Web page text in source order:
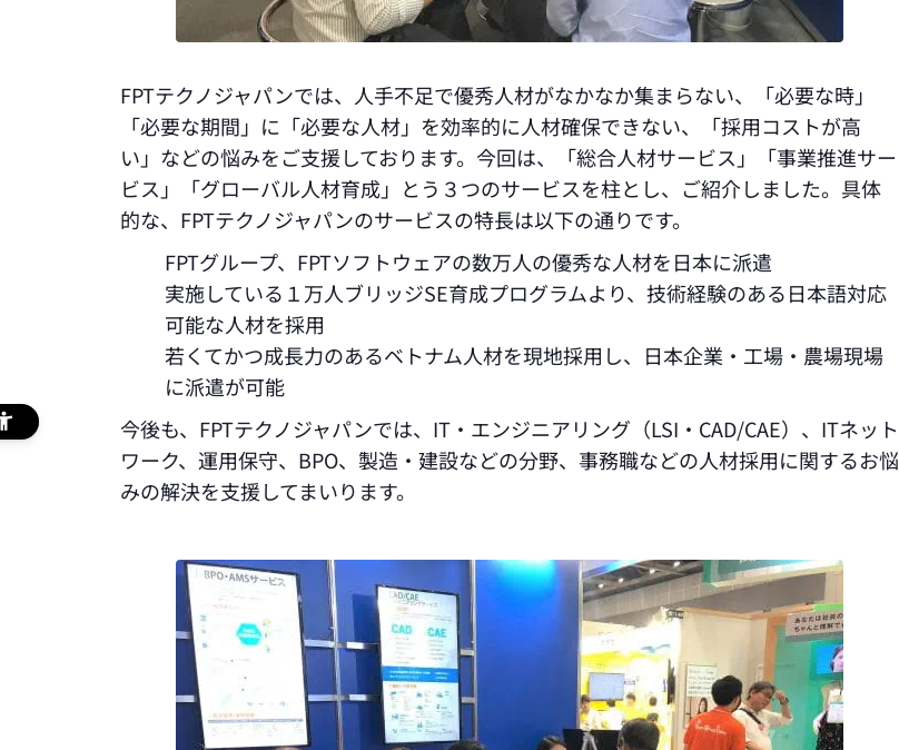
FPTテクノジャパンでは、人手不足で優秀人材がなかなか集まらない、「必要な時」
「必要な期間」に「必要な人材」を効率的に人材確保できない、「採用コストが高
い」などの悩みをご支援しております。今回は、「総合人材サービス」「事業推進サー
ビス」「グローバル人材育成」とう３つのサービスを柱とし、ご紹介しました。具体
的な、FPTテクノジャパンのサービスの特長は以下の通りです。
FPTグループ、FPTソフトウェアの数万人の優秀な人材を日本に派遣
実施している１万人ブリッジSE育成プログラムより、技術経験のある日本語対応
可能な人材を採用
若くてかつ成長力のあるベトナム人材を現地採用し、日本企業・工場・農場現場
に派遣が可能
今後も、FPTテクノジャパンでは、IT・エンジニアリング（LSI・CAD/CAE）、ITネット
ワーク、運用保守、BPO、製造・建設などの分野、事務職などの人材採用に関するお悩
みの解決を支援してまいります。